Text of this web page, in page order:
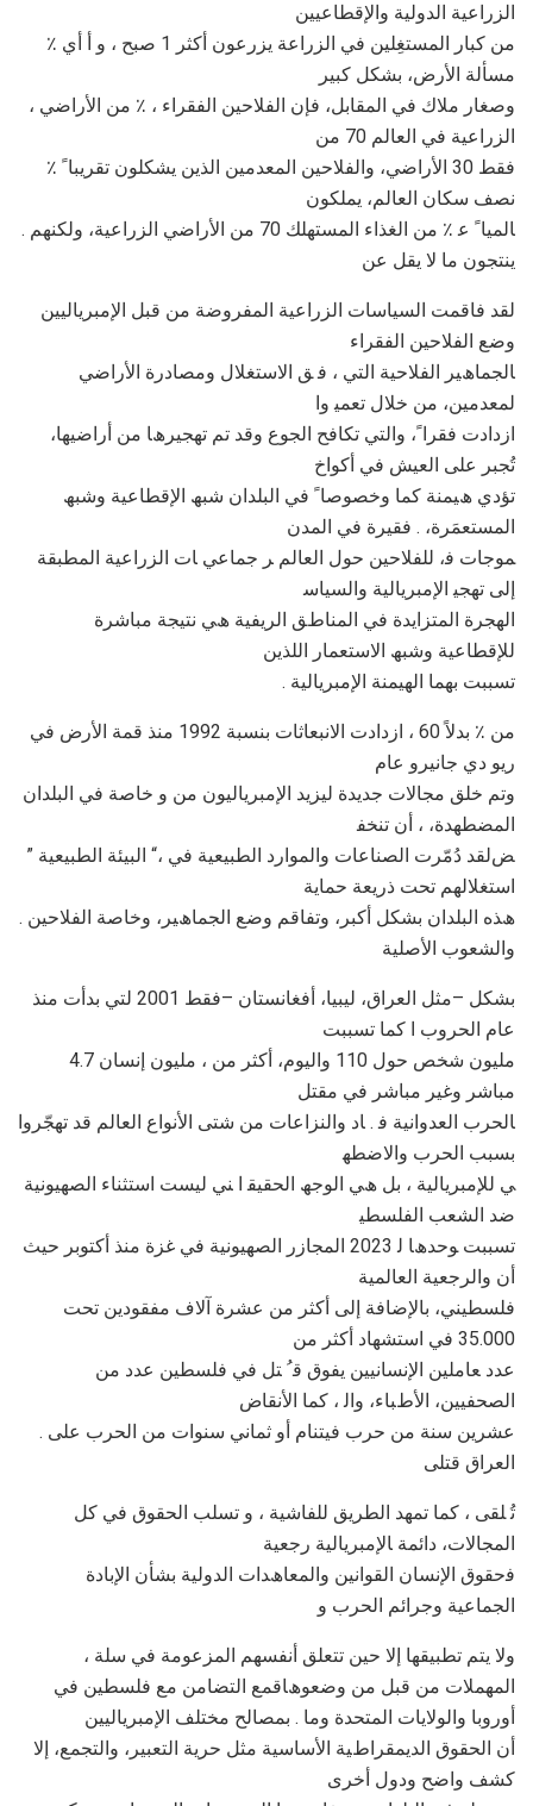
اﻟﺰراﻋﯿﺔ اﻟﺪوﻟﯿﺔ واﻹﻗﻄﺎﻋﯿﯿﻦ
٪ ﻣﻦ ﻛﺒﺎر اﻟﻤﺴﺘﻐِﻠﯿﻦ ﻓﻲ اﻟﺰراﻋﺔ ﯾﺰرﻋﻮن أﻛﺜﺮ 1 ﺻﺒﺢ ، و أ أي
ﻣﺴﺄﻟﺔ اﻷرض، ﺑﺸﻜﻞ ﻛﺒﯿﺮ
، وﺻﻐﺎر ﻣﻼك ﻓﻲ اﻟﻤﻘﺎﺑﻞ، ﻓﺈن اﻟﻔﻼﺣﯿﻦ اﻟﻔﻘﺮاء ، ٪ ﻣﻦ اﻷراﺿﻲ
اﻟﺰراﻋﯿﺔ ﻓﻲ اﻟﻌﺎﻟﻢ 70 ﻣﻦ
٪ ﻓﻘﻂ 30 اﻷراﺿﻲ، واﻟﻔﻼﺣﯿﻦ اﻟﻤﻌﺪﻣﯿﻦ اﻟﺬﯾﻦ ﯾﺸﻜﻠﻮن ﺗﻘﺮﯾﺒﺎ ً
ﻧﺼﻒ ﺳﻜﺎن اﻟﻌﺎﻟﻢ، ﯾﻤﻠﻜﻮن
. ﺎﻟﻤﯿﺎ ً ﻋ ٪ ﻣﻦ اﻟﻐﺬاء اﻟﻤﺴﺘﮭﻠﻚ 70 ﻣﻦ اﻷراﺿﻲ اﻟﺰراﻋﯿﺔ، وﻟﻜﻨﮭﻢ
ﯾﻨﺘﺠﻮن ﻣﺎ ﻻ ﯾﻘﻞ ﻋﻦ
ﻟﻘﺪ ﻓﺎﻗﻤﺖ اﻟﺴﯿﺎﺳﺎت اﻟﺰراﻋﯿﺔ اﻟﻤﻔﺮوﺿﺔ ﻣﻦ ﻗﺒﻞ اﻹﻣﺒﺮﯾﺎﻟﯿﯿﻦ
وﺿﻊ اﻟﻔﻼﺣﯿﻦ اﻟﻔﻘﺮاء
ﺎﻟﺠﻤﺎھﯿﺮ اﻟﻔﻼﺣﯿﺔ اﻟﺘﻲ ، ﻓ ﻖ اﻻﺳﺘﻐﻼل وﻣﺼﺎدرة اﻷراﺿﻲ
ﻟﻤﻌﺪﻣﯿﻦ، ﻣﻦ ﺧﻼل ﺗﻌﻤﯿ وا
ازدادت ﻓﻘﺮا ً، واﻟﺘﻲ ﺗﻜﺎﻓﺢ اﻟﺠﻮع وﻗﺪ ﺗﻢ ﺗﮭﺠﯿﺮھﺎ ﻣﻦ أراﺿﯿﮭﺎ،
ﺗُﺠﺒﺮ ﻋﻠﻰ اﻟﻌﯿﺶ ﻓﻲ أﻛﻮاخ
ﺗﺆدي ھﯿﻤﻨﺔ ﻛﻤﺎ وﺧﺼﻮﺻﺎ ً ﻓﻲ اﻟﺒﻠﺪان ﺷﺒﮫ اﻹﻗﻄﺎﻋﯿﺔ وﺷﺒﮫ
اﻟﻤﺴﺘﻌﻤَﺮة، . ﻓﻘﯿﺮة ﻓﻲ اﻟﻤﺪن
ﻤﻮﺟﺎت ﻓ، ﻟﻠﻔﻼﺣﯿﻦ ﺣﻮل اﻟﻌﺎﻟﻢ ﺮ ﺟﻤﺎﻋﻲ ﺎت اﻟﺰراﻋﯿﺔ اﻟﻤﻄﺒﻘﺔ
إﻟﻰ ﺗﮭﺠﯿ اﻹﻣﺒﺮﯾﺎﻟﯿﺔ واﻟﺴﯿﺎﺳ
اﻟﮭﺠﺮة اﻟﻤﺘﺰاﯾﺪة ﻓﻲ اﻟﻤﻨﺎطﻖ اﻟﺮﯾﻔﯿﺔ ھﻲ ﻧﺘﯿﺠﺔ ﻣﺒﺎﺷﺮة
ﻟﻺﻗﻄﺎﻋﯿﺔ وﺷﺒﮫ اﻻﺳﺘﻌﻤﺎر اﻟﻠﺬﯾﻦ
. ﺗﺴﺒﺒﺖ ﺑﮭﻤﺎ اﻟﮭﯿﻤﻨﺔ اﻹﻣﺒﺮﯾﺎﻟﯿﺔ
ﻣﻦ ٪ ﺑﺪﻻً 60 ، ازدادت اﻻﻧﺒﻌﺎﺛﺎت ﺑﻨﺴﺒﺔ 1992 ﻣﻨﺬ ﻗﻤﺔ اﻷرض ﻓﻲ
رﯾﻮ دي ﺟﺎﻧﯿﺮو ﻋﺎم
وﺗﻢ ﺧﻠﻖ ﻣﺠﺎﻻت ﺟﺪﯾﺪة ﻟﯿﺰﯾﺪ اﻹﻣﺒﺮﯾﺎﻟﯿﻮن ﻣﻦ و ﺧﺎﺻﺔ ﻓﻲ اﻟﺒﻠﺪان
اﻟﻤﻀﻄﮭﺪة، ، أن ﺗﻨﺨﻔ
ﺾﻟﻘﺪ دُﻣّﺮت اﻟﺼﻨﺎﻋﺎت واﻟﻤﻮارد اﻟﻄﺒﯿﻌﯿﺔ ﻓﻲ ،“ اﻟﺒﯿﺌﺔ اﻟﻄﺒﯿﻌﯿﺔ ”
اﺳﺘﻐﻼﻟﮭﻢ ﺗﺤﺖ ذرﯾﻌﺔ ﺣﻤﺎﯾﺔ
. ھﺬه اﻟﺒﻠﺪان ﺑﺸﻜﻞ أﻛﺒﺮ، وﺗﻔﺎﻗﻢ وﺿﻊ اﻟﺠﻤﺎھﯿﺮ، وﺧﺎﺻﺔ اﻟﻔﻼﺣﯿﻦ
واﻟﺸﻌﻮب اﻷﺻﻠﯿﺔ
ﺑﺸﻜﻞ –ﻣﺜﻞ اﻟﻌﺮاق، ﻟﯿﺒﯿﺎ، أﻓﻐﺎﻧﺴﺘﺎن –ﻓﻘﻂ 2001 ﻟﺘﻲ ﺑﺪأت ﻣﻨﺬ
ﻋﺎم اﻟﺤﺮوب ا ﻛﻤﺎ ﺗﺴﺒﺒﺖ
ﻣﻠﯿﻮن ﺷﺨﺺ ﺣﻮل 110 واﻟﯿﻮم، أﻛﺜﺮ ﻣﻦ ، ﻣﻠﯿﻮن إﻧﺴﺎن 4.7
ﻣﺒﺎﺷﺮ وﻏﯿﺮ ﻣﺒﺎﺷﺮ ﻓﻲ ﻣﻘﺘﻞ
ﺎﻟﺤﺮب اﻟﻌﺪواﻧﯿﺔ ﻓ . ﺎد واﻟﻨﺰاﻋﺎت ﻣﻦ ﺷﺘﻰ اﻷﻧﻮاع اﻟﻌﺎﻟﻢ ﻗﺪ ﺗﮭﺠّﺮوا
ﺑﺴﺒﺐ اﻟﺤﺮب واﻻﺿﻄﮭ
ﻲ ﻟﻺﻣﺒﺮﯾﺎﻟﯿﺔ ، ﺑﻞ ھﻲ اﻟﻮﺟﮫ اﻟﺤﻘﯿﻘ ا ﻨﻲ ﻟﯿﺴﺖ اﺳﺘﺜﻨﺎء اﻟﺼﮭﯿﻮﻧﯿﺔ
ﺿﺪ اﻟﺸﻌﺐ اﻟﻔﻠﺴﻄﯿ
ﺗﺴﺒﺒﺖ ﻮﺣﺪھﺎ ﻟ 2023 اﻟﻤﺠﺎزر اﻟﺼﮭﯿﻮﻧﯿﺔ ﻓﻲ ﻏﺰة ﻣﻨﺬ أﻛﺘﻮﺑﺮ ﺣﯿﺚ
أن واﻟﺮﺟﻌﯿﺔ اﻟﻌﺎﻟﻤﯿﺔ
ﻓﻠﺴﻄﯿﻨﻲ، ﺑﺎﻹﺿﺎﻓﺔ إﻟﻰ أﻛﺜﺮ ﻣﻦ ﻋﺸﺮة آﻻف ﻣﻔﻘﻮدﯾﻦ ﺗﺤﺖ
35.000 ﻓﻲ اﺳﺘﺸﮭﺎد أﻛﺜﺮ ﻣﻦ
ﻋﺪد ﻌﺎﻣﻠﯿﻦ اﻹﻧﺴﺎﻧﯿﯿﻦ ﯾﻔﻮق ﻗ ُ ﺘﻞ ﻓﻲ ﻓﻠﺴﻄﯿﻦ ﻋﺪد ﻣﻦ
اﻟﺼﺤﻔﯿﯿﻦ، اﻷطﺒﺎء، واﻟ ، ﻛﻤﺎ اﻷﻧﻘﺎض
. ﻋﺸﺮﯾﻦ ﺳﻨﺔ ﻣﻦ ﺣﺮب ﻓﯿﺘﻨﺎم أو ﺛﻤﺎﻧﻲ ﺳﻨﻮات ﻣﻦ اﻟﺤﺮب ﻋﻠﻰ
اﻟﻌﺮاق ﻗﺘﻠﻰ
ﺗُ ﻠﻘﻰ ، ﻛﻤﺎ ﺗﻤﮭﺪ اﻟﻄﺮﯾﻖ ﻟﻠﻔﺎﺷﯿﺔ ، و ﺗﺴﻠﺐ اﻟﺤﻘﻮق ﻓﻲ ﻛﻞ
اﻟﻤﺠﺎﻻت، داﺋﻤﺔ ﺎﻹﻣﺒﺮﯾﺎﻟﯿﺔ رﺟﻌﯿﺔ
ﻓﺣﻘﻮق اﻹﻧﺴﺎن اﻟﻘﻮاﻧﯿﻦ واﻟﻤﻌﺎھﺪات اﻟﺪوﻟﯿﺔ ﺑﺸﺄن اﻹﺑﺎدة
اﻟﺠﻤﺎﻋﯿﺔ وﺟﺮاﺋﻢ اﻟﺤﺮب و
، وﻻ ﯾﺘﻢ ﺗﻄﺒﯿﻘﮭﺎ إﻻ ﺣﯿﻦ ﺗﺘﻌﻠﻖ أﻧﻔﺴﮭﻢ اﻟﻤﺰﻋﻮﻣﺔ ﻓﻲ ﺳﻠﺔ
اﻟﻤﮭﻤﻼت ﻣﻦ ﻗﺒﻞ ﻣﻦ وﺿﻌﻮھﺎﻗﻤﻊ اﻟﺘﻀﺎﻣﻦ ﻣﻊ ﻓﻠﺴﻄﯿﻦ ﻓﻲ
أوروﺑﺎ واﻟﻮﻻﯾﺎت اﻟﻤﺘﺤﺪة وﻣﺎ . ﺑﻤﺼﺎﻟﺢ ﻣﺨﺘﻠﻒ اﻹﻣﺒﺮﯾﺎﻟﯿﯿﻦ
أن اﻟﺤﻘﻮق اﻟﺪﯾﻤﻘﺮاطﯿﺔ اﻷﺳﺎﺳﯿﺔ ﻣﺜﻞ ﺣﺮﯾﺔ اﻟﺘﻌﺒﯿﺮ، واﻟﺘﺠﻤﻊ، إﻻ
ﻛﺸﻒ واﺿﺢ ودول أﺧﺮى